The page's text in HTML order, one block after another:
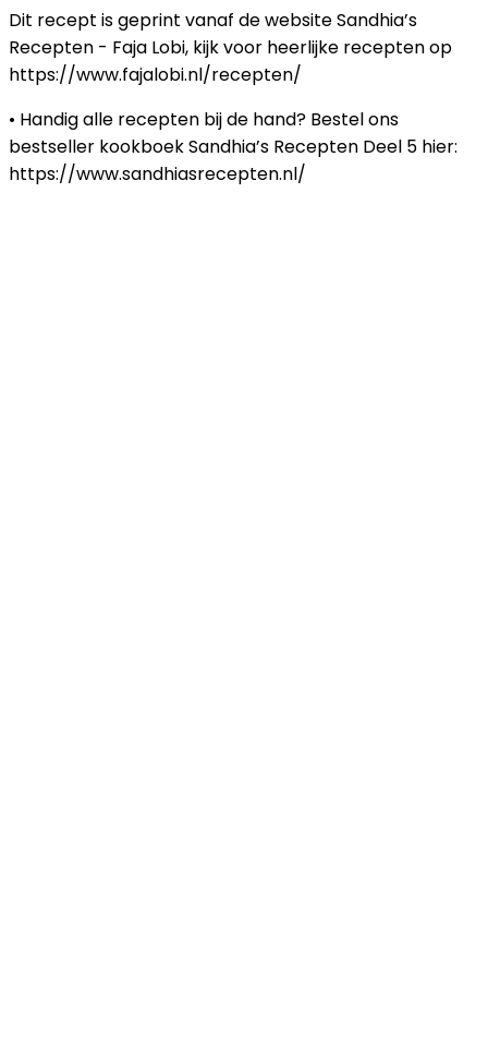
Dit recept is geprint vanaf de website Sandhia’s
Recepten - Faja Lobi, kijk voor heerlijke recepten op
https://www.fajalobi.nl/recepten/
• Handig alle recepten bij de hand? Bestel ons
bestseller kookboek Sandhia’s Recepten Deel 5 hier:
https://www.sandhiasrecepten.nl/